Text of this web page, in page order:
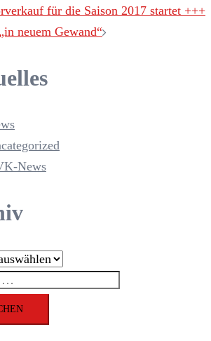
für die Saison 2017 startet +++
neuem Gewand“
News